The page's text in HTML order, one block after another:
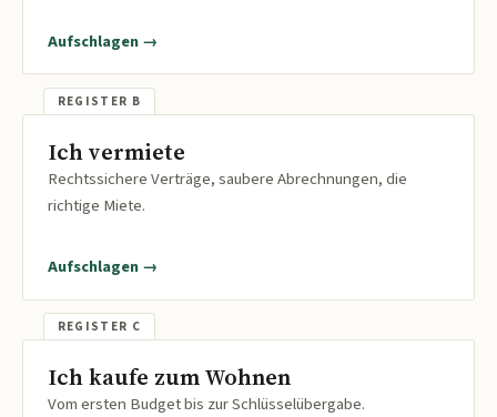
Aufschlagen →
Ich vermiete
Rechtssichere Verträge, saubere Abrechnungen, die
richtige Miete.
Aufschlagen →
Ich kaufe zum Wohnen
Vom ersten Budget bis zur Schlüsselübergabe.